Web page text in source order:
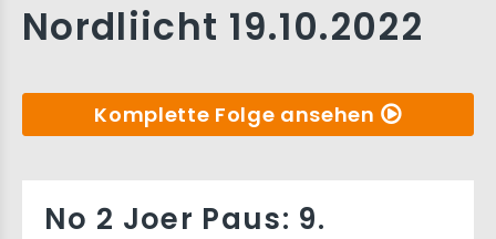
Nordliicht 19.10.2022
Komplette Folge ansehen
No 2 Joer Paus: 9.